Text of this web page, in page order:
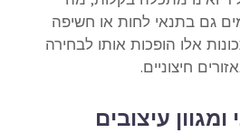
גם בתנאי לחות או חשיפה
אלו הופכות אותו לבחירה
חיצוניים.
עיצובים